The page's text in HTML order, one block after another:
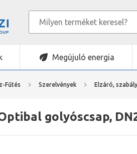
Megújuló energia
Fűtés Szerelvények Elzáró,
golyóscsap,